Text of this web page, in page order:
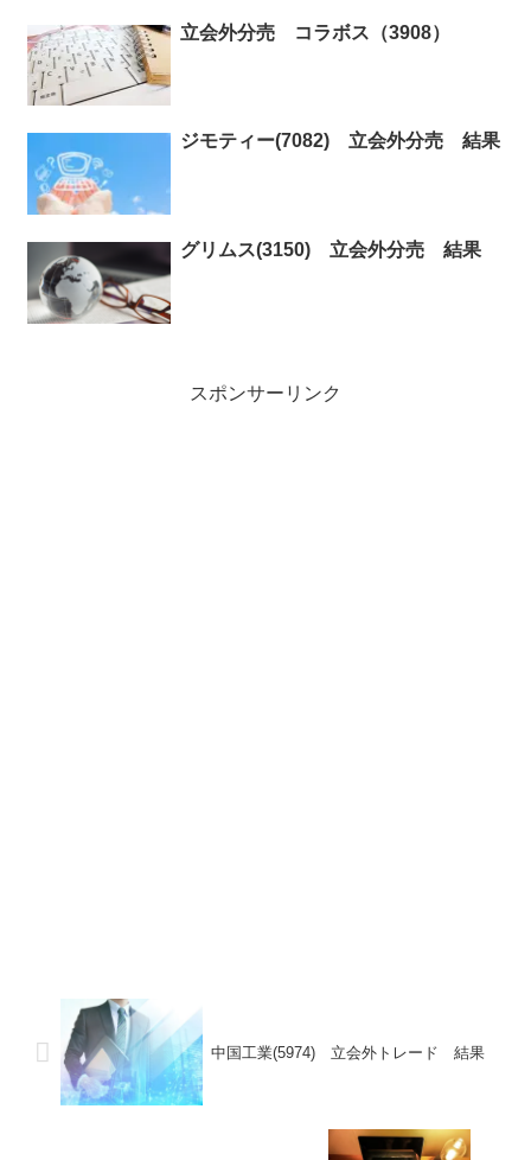
立会外分売 コラボス（3908）
ジモティー(7082) 立会外分売 結果
グリムス(3150) 立会外分売 結果
スポンサーリンク
中国工業(5974) 立会外トレード 結果